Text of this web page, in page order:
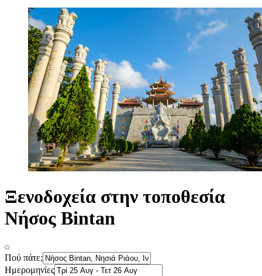
Ξενοδοχεία στην τοποθεσία
Νήσος Bintan
Πού πάτε;
Ημερομηνίες